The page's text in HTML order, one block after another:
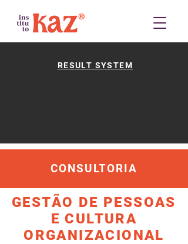
RESULT SYSTEM
CONSULTORIA
GESTÃO DE PESSOAS
E CULTURA
ORGANIZACIONAL